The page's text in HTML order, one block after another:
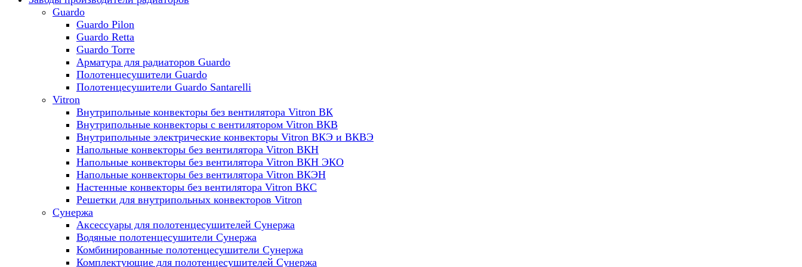
Guardo
Guardo Pilon
Guardo Retta
Guardo Torre
Арматура для радиаторов Guardo
Полотенцесушители Guardo
Полотенцесушители Guardo Santarelli
Vitron
Внутрипольные конвекторы без вентилятора Vitron ВК
Внутрипольные конвекторы с вентилятором Vitron ВКВ
Внутрипольные электрические конвекторы Vitron ВКЭ и ВКВЭ
Напольные конвекторы без вентилятора Vitron ВКН
Напольные конвекторы без вентилятора Vitron ВКН ЭКО
Напольные конвекторы без вентилятора Vitron ВКЭН
Настенные конвекторы без вентилятора Vitron ВКС
Решетки для внутрипольных конвекторов Vitron
Сунержа
Аксессуары для полотенцесушителей Сунержа
Водяные полотенцесушители Сунержа
Комбинированные полотенцесушители Сунержа
Комплектующие для полотенцесушителей Сунержа